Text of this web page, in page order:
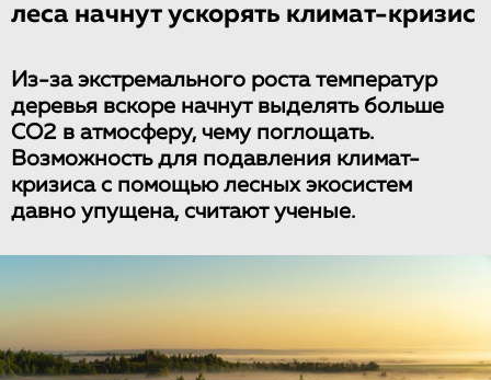
леса начнут ускорять климат-кризис
Из-за экстремального роста температур
деревья вскоре начнут выделять больше
CO2 в атмосферу, чему поглощать.
Возможность для подавления климат-
кризиса с помощью лесных экосистем
давно упущена, считают ученые.